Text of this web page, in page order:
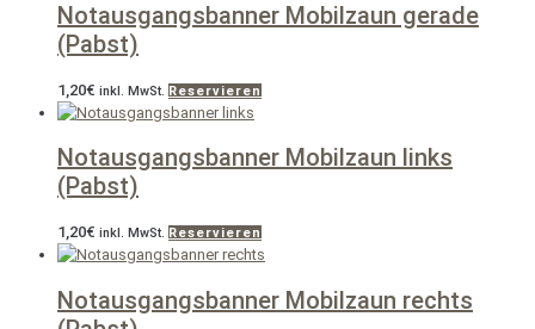
Notausgangsbanner Mobilzaun gerade
(Pabst)
1,20€ inkl. MwSt. Reservieren
Notausgangsbanner Mobilzaun links
(Pabst)
1,20€ inkl. MwSt. Reservieren
Notausgangsbanner Mobilzaun rechts